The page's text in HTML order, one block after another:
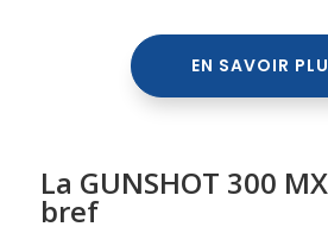
EN SAVOIR
La GUNSHOT 300
bref